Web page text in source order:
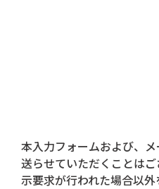
本入力フォームおよび、
送らせていただくことは
示要求が行われた場合以